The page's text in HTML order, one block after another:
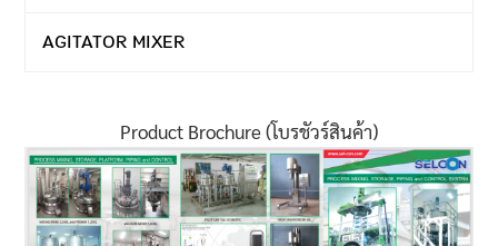
AGITATOR MIXER
Product Brochure (โบรชัวร์สินค้า)